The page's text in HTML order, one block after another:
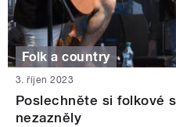
Folk a country
3. říjen 2023
Poslechněte si folkové
nezazněly